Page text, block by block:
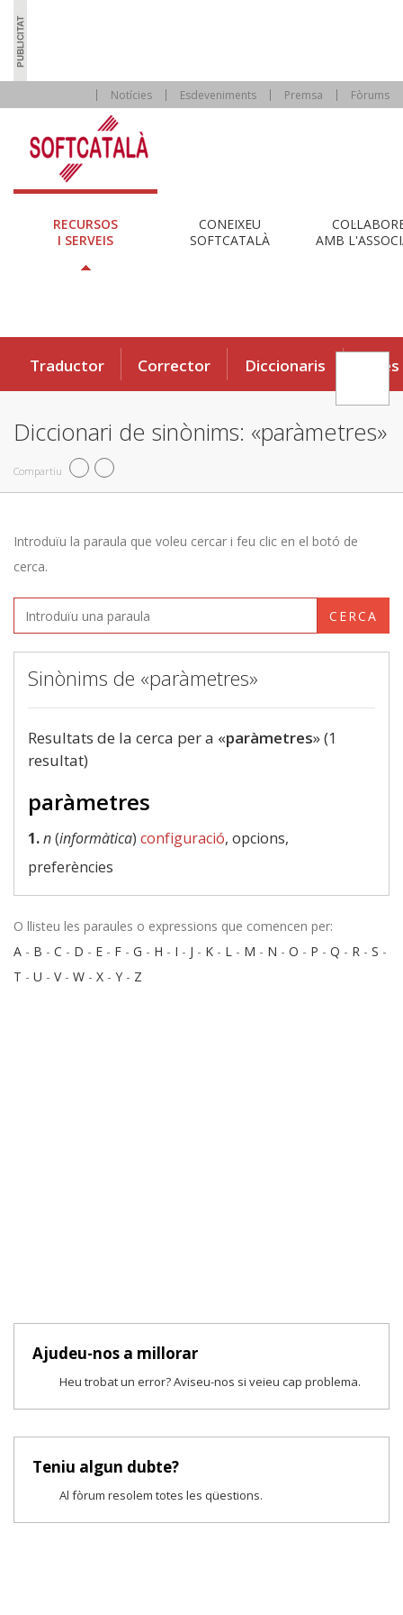
Notícies Esdeveniments Premsa Fòrums
RECURSOS
I SERVEIS
CONEIXEU
SOFTCATALÀ
AMB
Traductor Corrector Diccionaris Eines
Diccionari de sinònims: «paràmetres»
Compartiu
Introduïu la paraula que voleu cercar i feu clic en el botó de
cerca.
CERCA
Sinònims de «paràmetres»
Resultats de la cerca per a «paràmetres» (1
resultat)
paràmetres
1.n(informàtica) configuració, opcions,
preferències
O llisteu les paraules o expressions que comencen per:
A - B - C - D - E - F - G - H - I - J - K - L - M - N - O - P - Q - R - S -
T - U - V- W - X - Y - Z
Ajudeu-nos a millorar
Heu trobat un error? Aviseu-nos si veieu cap problema.
Teniu algun dubte?
Al fòrum resolem totes les qüestions.